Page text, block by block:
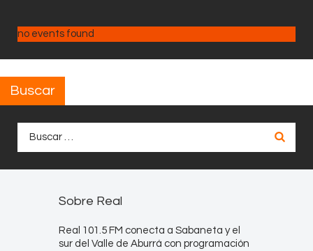
no events found
Buscar
Sobre Real
Real 101.5 FM conecta a Sabaneta y el
sur del Valle de Aburrá con programación